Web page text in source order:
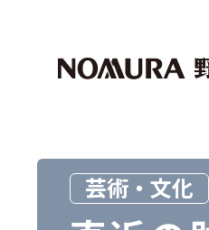
財団紹介
外国人留学生
芸術文化芸術・文化